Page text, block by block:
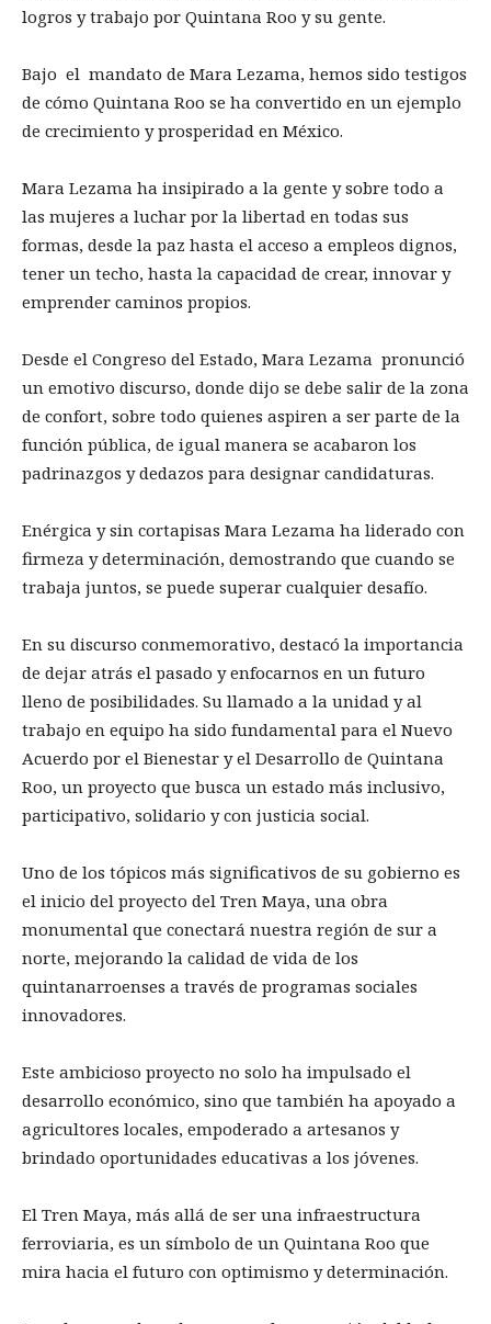
logros y trabajo por Quintana Roo y su gente.
Bajo el mandato de Mara Lezama, hemos sido testigos
de cómo Quintana Roo se ha convertido en un ejemplo
de crecimiento y prosperidad en México.
Mara Lezama ha insipirado a la gente y sobre todo a
las mujeres a luchar por la libertad en todas sus
formas, desde la paz hasta el acceso a empleos dignos,
tener un techo, hasta la capacidad de crear, innovar y
emprender caminos propios.
Desde el Congreso del Estado, Mara Lezama pronunció
un emotivo discurso, donde dijo se debe salir de la zona
de confort, sobre todo quienes aspiren a ser parte de la
función pública, de igual manera se acabaron los
padrinazgos y dedazos para designar candidaturas.
Enérgica y sin cortapisas Mara Lezama ha liderado con
firmeza y determinación, demostrando que cuando se
trabaja juntos, se puede superar cualquier desafío.
En su discurso conmemorativo, destacó la importancia
de dejar atrás el pasado y enfocarnos en un futuro
lleno de posibilidades. Su llamado a la unidad y al
trabajo en equipo ha sido fundamental para el Nuevo
Acuerdo por el Bienestar y el Desarrollo de Quintana
Roo, un proyecto que busca un estado más inclusivo,
participativo, solidario y con justicia social.
Uno de los tópicos más significativos de su gobierno es
el inicio del proyecto del Tren Maya, una obra
monumental que conectará nuestra región de sur a
norte, mejorando la calidad de vida de los
quintanarroenses a través de programas sociales
innovadores.
Este ambicioso proyecto no solo ha impulsado el
desarrollo económico, sino que también ha apoyado a
agricultores locales, empoderado a artesanos y
brindado oportunidades educativas a los jóvenes.
El Tren Maya, más allá de ser una infraestructura
ferroviaria, es un símbolo de un Quintana Roo que
mira hacia el futuro con optimismo y determinación.